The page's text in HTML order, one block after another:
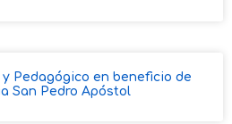
Pedagógico en beneficio de
San Pedro Apóstol